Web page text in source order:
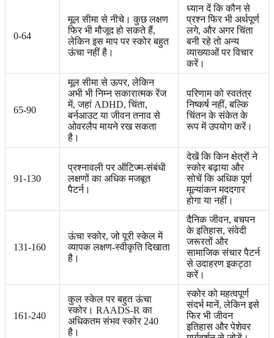
0-64
मूल सीमा से नीचे। कुछ लक्षण
फिर भी मौजूद हो सकते हैं,
लेकिन इस माप पर स्कोर बहुत
ऊंचा नहीं है।
ध्यान दें कि कौन से
प्रश्न फिर भी अर्थपूर्ण
लगे, और अगर चिंता
बनी रहे तो अन्य
व्याख्याओं पर विचार
करें।
65-90
मूल सीमा से ऊपर, लेकिन
अभी भी निम्न सकारात्मक रेंज
में, जहां ADHD, चिंता,
बर्नआउट या जीवन तनाव से
ओवरलैप मायने रख सकता
है।
परिणाम को स्वतंत्र
निष्कर्ष नहीं, बल्कि
चिंतन के संकेत के
रूप में उपयोग करें।
91-130
प्रश्नावली पर ऑटिज्म-संबंधी
लक्षणों का अधिक मजबूत
पैटर्न।
देखें कि किन क्षेत्रों ने
स्कोर बढ़ाया और
सोचें कि अधिक पूर्ण
मूल्यांकन मददगार
होगा या नहीं।
131-160
ऊंचा स्कोर, जो पूरी स्केल में
व्यापक लक्षण-स्वीकृति दिखाता
है।
दैनिक जीवन, बचपन
के इतिहास, संवेदी
जरूरतों और
सामाजिक संचार पैटर्न
से उदाहरण इकट्ठा
करें।
161-240
कुल स्केल पर बहुत ऊंचा
स्कोर। RAADS-R का
अधिकतम संभव स्कोर 240
है।
स्कोर को महत्वपूर्ण
संदर्भ मानें, लेकिन इसे
फिर भी जीवन
इतिहास और पेशेवर